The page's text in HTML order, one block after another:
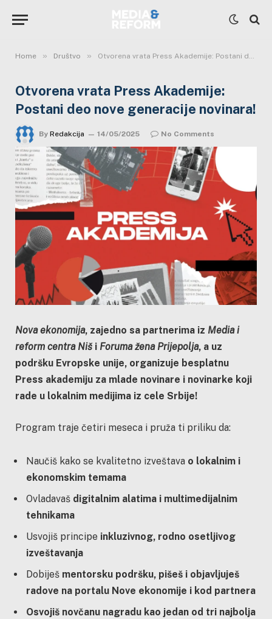
Home » Društvo » Otvorena vrata Press Akademije: Postani deo nove generacije novinara!
Otvorena vrata Press Akademije:
Postani deo nove generacije novinara!
By Redakcija 14/05/2025 No Comments
Nova ekonomija, zajedno sa partnerima iz Media i
reform centra Niši Foruma žena Prijepolja, a uz
podršku Evropske unije, organizuje besplatnu
Press akademiju za mlade novinare i novinarke koji
rade u lokalnim medijima iz cele Srbije!
Program traje četiri meseca i pruža ti priliku da:
Naučiš kako se kvalitetno izveštava o lokalnim i
ekonomskim temama
Ovladavaš digitalnim alatima i multimedijalnim
tehnikama
Usvojiš principe inkluzivnog, rodno osetljivog
izveštavanja
Dobiješ mentorsku podršku, pišeš i objavljuješ
radove na portalu Nove ekonomije i kod partnera
Osvojiš novčanu nagradu kao jedan od tri najbolja